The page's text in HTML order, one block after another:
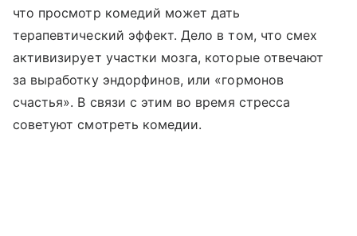
что просмотр комедий может дать
терапевтический эффект. Дело в том, что смех
активизирует участки мозга, которые отвечают
за выработку эндорфинов, или «гормонов
счастья». В связи с этим во время стресса
советуют смотреть комедии.